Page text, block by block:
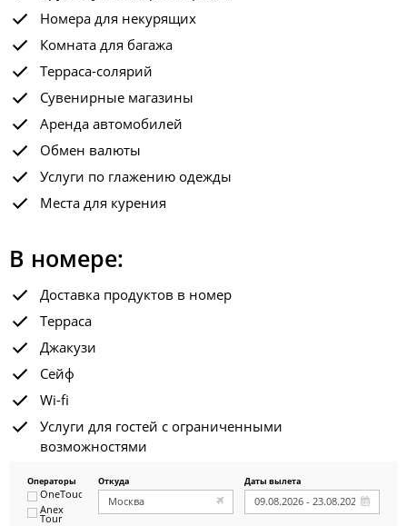
Номера для некурящих
Комната для багажа
Терраса-солярий
Сувенирные магазины
Аренда автомобилей
Обмен валюты
Услуги по глажению одежды
Места для курения
В номере:
Доставка продуктов в номер
Терраса
Джакузи
Сейф
Wi-fi
Услуги для гостей с ограниченными
возможностями
Операторы
OneTouch&Travel
Anex
Tour
Откуда Даты вылета